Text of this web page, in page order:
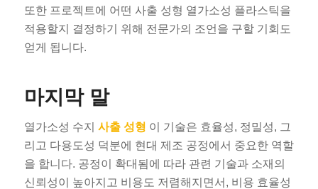
또한 프로젝트에 어떤 사출 성형 열가소성 플라스틱을
적용할지 결정하기 위해 전문가의 조언을 구할 기회도
얻게 됩니다.
마지막 말
열가소성 수지 사출 성형 이 기술은 효율성, 정밀성, 그
리고 다용도성 덕분에 현대 제조 공정에서 중요한 역할
을 합니다. 공정이 확대됨에 따라 관련 기술과 소재의
신뢰성이 높아지고 비용도 저렴해지면서, 비용 효율성